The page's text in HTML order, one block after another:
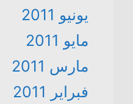
يونيو 2011
مايو 2011
مارس 2011
فبراير 2011